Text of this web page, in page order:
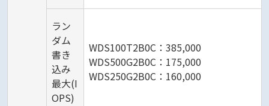
ラン
ダム
書き
込み
最大(I
OPS)
WDS100T2B0C：385,000
WDS500G2B0C：175,000
WDS250G2B0C：160,000